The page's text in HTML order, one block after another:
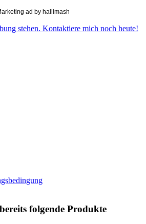
ad by hallimash
stehen. Kontaktiere mich noch heute!
folgende Produkte